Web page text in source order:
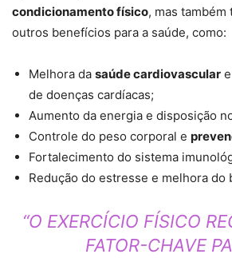
condicionamento físico, mas também
outros benefícios para a saúde, como:
Melhora da saúde cardiovascular
de doenças cardíacas;
Aumento da energia e disposição
Controle do peso corporal e
Fortalecimento do sistema
Redução do estresse e melhora do
“O EXERCÍCIO FÍSICO
FATOR-CHAVE